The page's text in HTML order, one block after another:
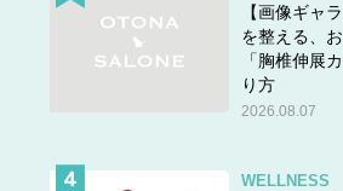
【画像ギャ
を整える、
「胸椎伸展
り方
2026.08.07
WELLNESS